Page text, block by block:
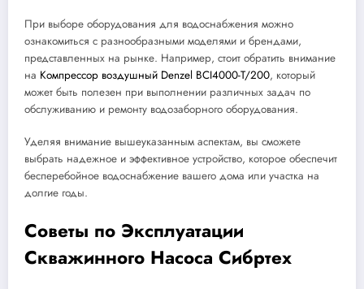
При выборе оборудования для водоснабжения можно
ознакомиться с разнообразными моделями и брендами,
представленных на рынке. Например, стоит обратить внимание
на Компрессор воздушный Denzel BCI4000-T/200, который
может быть полезен при выполнении различных задач по
обслуживанию и ремонту водозаборного оборудования.
Уделяя внимание вышеуказанным аспектам, вы сможете
выбрать надежное и эффективное устройство, которое обеспечит
бесперебойное водоснабжение вашего дома или участка на
долгие годы.
Советы по Эксплуатации
Скважинного Насоса Сибртех